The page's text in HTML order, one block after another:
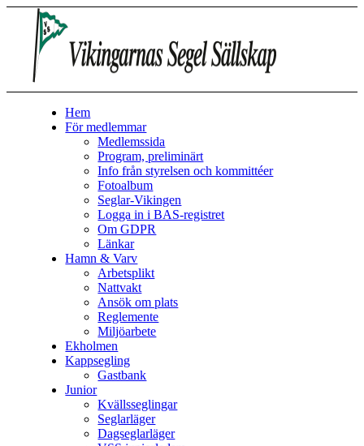
Hem
För medlemmar
Medlemssida
Program, preliminärt
Info från styrelsen och kommittéer
Fotoalbum
Seglar-Vikingen
Logga in i BAS-registret
Om GDPR
Länkar
Hamn & Varv
Arbetsplikt
Nattvakt
Ansök om plats
Reglemente
Miljöarbete
Ekholmen
Kappsegling
Gastbank
Junior
Kvällsseglingar
Seglarläger
Dagseglarläger